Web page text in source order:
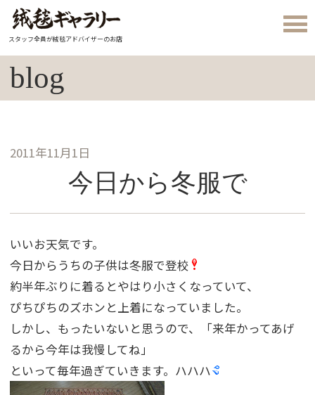
スタッフ全員が絨毯アドバイザーのお店
blog
2011年11月1日
今日から冬服で
いいお天気です。
今日からうちの子供は冬服で登校
約半年ぶりに着るとやはり小さくなっていて、
ぴちぴちのズホンと上着になっていました。
しかし、もったいないと思うので、「来年かってあげ
るから今年は我慢してね」
といって毎年過ぎていきます。ハハハ